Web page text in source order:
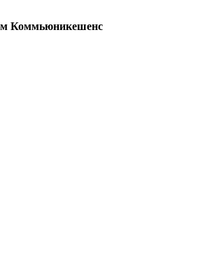
Коммьюникешенс